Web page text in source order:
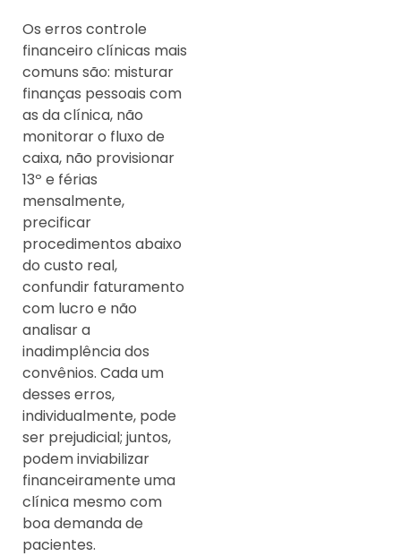
Os erros controle
financeiro clínicas mais
comuns são: misturar
finanças pessoais com
as da clínica, não
monitorar o fluxo de
caixa, não provisionar
13º e férias
mensalmente,
precificar
procedimentos abaixo
do custo real,
confundir faturamento
com lucro e não
analisar a
inadimplência dos
convênios. Cada um
desses erros,
individualmente, pode
ser prejudicial; juntos,
podem inviabilizar
financeiramente uma
clínica mesmo com
boa demanda de
pacientes.